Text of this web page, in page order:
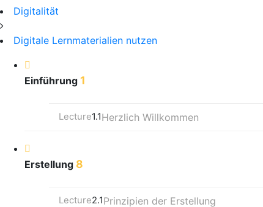
Digitalität
Digitale Lernmaterialien nutzen
Einführung 1
Lecture1.1Herzlich Willkommen
Erstellung 8
Lecture2.1Prinzipien der Erstellung